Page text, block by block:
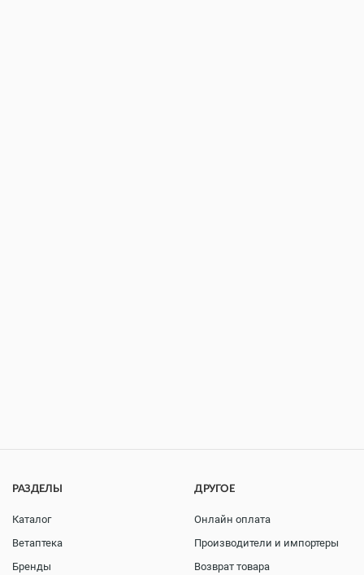
РАЗДЕЛЫ
Каталог
Ветаптека
Бренды
ДРУГОЕ
Онлайн оплата
Производители и импортеры
Возврат товара